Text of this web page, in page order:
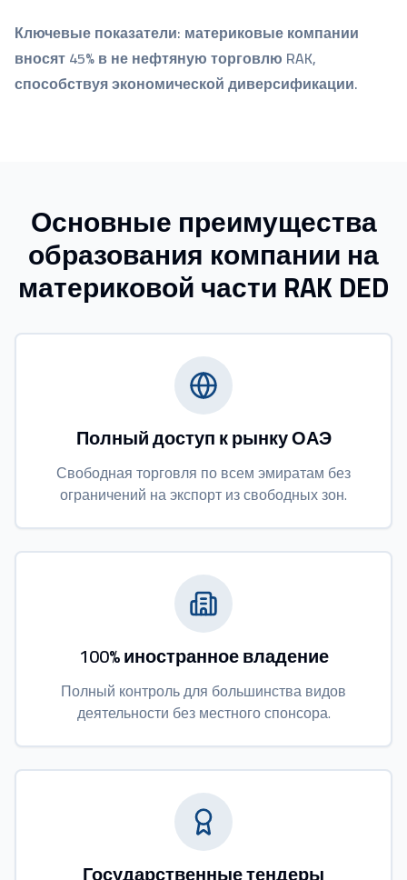
Ключевые показатели: материковые компании
вносят 45% в не нефтяную торговлю RAK,
способствуя экономической диверсификации.
Основные преимущества
образования компании на
материковой части RAK DED
Полный доступ к рынку ОАЭ
Свободная торговля по всем эмиратам без
ограничений на экспорт из свободных зон.
100% иностранное владение
Полный контроль для большинства видов
деятельности без местного спонсора.